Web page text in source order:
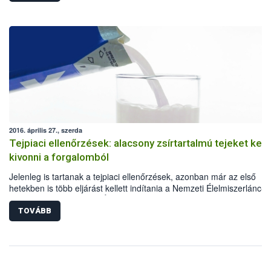
bírságra számíthat.
2016. április 27., szerda
Tejpiaci ellenőrzések: alacsony zsírtartalmú tejeket kell
kivonni a forgalomból
Jelenleg is tartanak a tejpiaci ellenőrzések, azonban már az első
hetekben is több eljárást kellett indítania a Nemzeti Élelmiszerlánc-
biztonsági Hivatalnak (NÉBIH). Tisztességtelen forgalmazói
élelmiszerlánc-felügyeleti díj és marketing hozzájárulás
elmaradása miatt is intézkedni kellett. Emellett a laboratóriumi
kell kivonni a forgalomból, mert zsírtartalmuk alacsonyabb a
TOVÁBB